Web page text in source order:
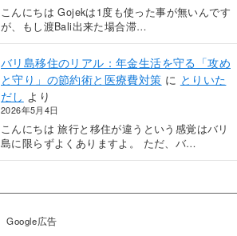
こんにちは Gojekは1度も使った事が無いんです
が、もし渡Bali出来た場合滞…
バリ島移住のリアル：年金生活を守る「攻め
と守り」の節約術と医療費対策 に とりいた
だし より
2026年5月4日
こんにちは 旅行と移住が違うという感覚はバリ
島に限らずよくありますよ。 ただ、バ…
Google広告